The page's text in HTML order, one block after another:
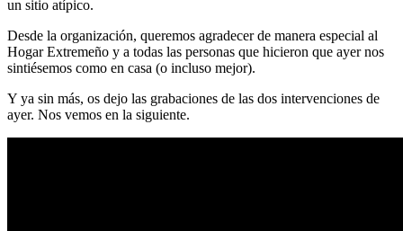
un sitio atípico.
Desde la organización, queremos agradecer de manera especial al
Hogar Extremeño y a todas las personas que hicieron que ayer nos
sintiésemos como en casa (o incluso mejor).
Y ya sin más, os dejo las grabaciones de las dos intervenciones de
ayer. Nos vemos en la siguiente.